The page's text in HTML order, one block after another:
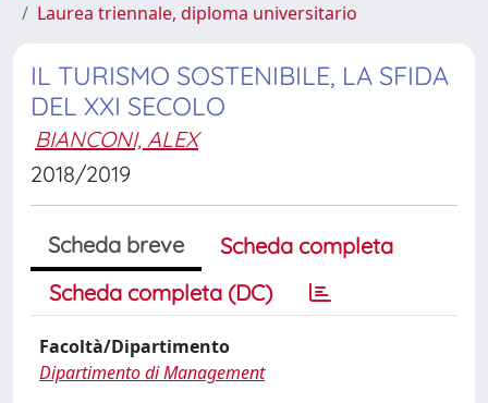
Laurea triennale, diploma universitario
IL TURISMO SOSTENIBILE, LA SFIDA
DEL XXI SECOLO
BIANCONI, ALEX
2018/2019
Scheda breve
Scheda completa
Scheda completa (DC)
Facoltà/Dipartimento
Dipartimento di Management